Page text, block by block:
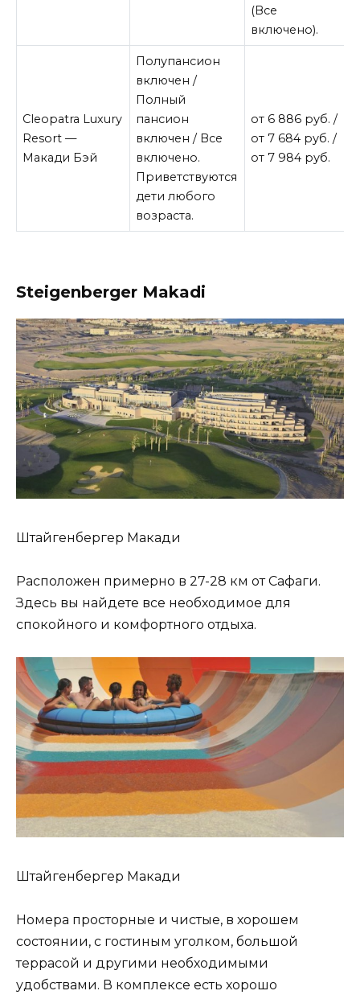
(Все
включено).
Cleopatra Luxury
Resort —
Макади Бэй
Полупансион
включен /
Полный
пансион
включен / Все
включено.
Приветствуются
дети любого
возраста.
от 6 886 руб. /
от 7 684 руб. /
от 7 984 руб.
Steigenberger Makadi
Штайгенбергер Макади
Расположен примерно в 27-28 км от Сафаги.
Здесь вы найдете все необходимое для
спокойного и комфортного отдыха.
Штайгенбергер Макади
Номера просторные и чистые, в хорошем
состоянии, с гостиным уголком, большой
террасой и другими необходимыми
удобствами. В комплексе есть хорошо